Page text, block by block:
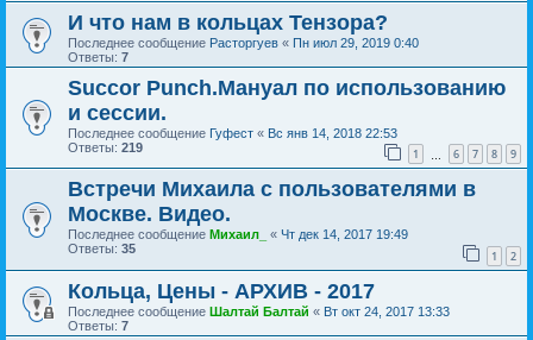
И что нам в кольцах Тензора?
Последнее сообщение Расторгуев « Пн июл 29, 2019 0:40
Ответы: 7
Succor Punch.Мануал по использованию
и сессии.
Последнее сообщение Гуфест « Вс янв 14, 2018 22:53
Ответы: 219 1 6 7 8 9
Встречи Михаила с пользователями в
Москве. Видео.
Последнее сообщение Михаил_ « Чт дек 14, 2017 19:49
Ответы: 35 1 2
Кольца, Цены - АРХИВ - 2017
Последнее сообщение Шалтай Балтай « Вт окт 24, 2017 13:33
Ответы: 7